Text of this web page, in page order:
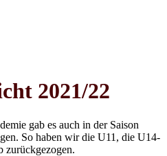
2021/22
gab es auch in der Saison
So haben wir die U11, die U14-
zurückgezogen.